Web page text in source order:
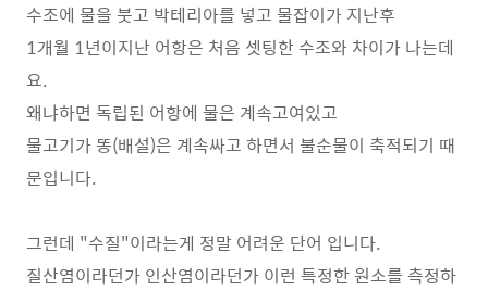
수조에 물을 붓고 박테리아를 넣고 물잡이가 지난후
1개월 1년이지난 어항은 처음 셋팅한 수조와 차이가 나는데
요.
왜냐하면 독립된 어항에 물은 계속고여있고
물고기가 똥(배설)은 계속싸고 하면서 불순물이 축적되기 때
문입니다.
그런데 "수질"이라는게 정말 어려운 단어 입니다.
질산염이라던가 인산염이라던가 이런 특정한 원소를 측정하